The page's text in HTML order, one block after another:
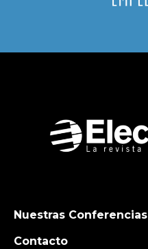
Nuestras Conferencias
Contacto